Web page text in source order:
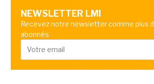
NEWSLETTER LMI
Recevez notre newsletter comme plus
abonnés